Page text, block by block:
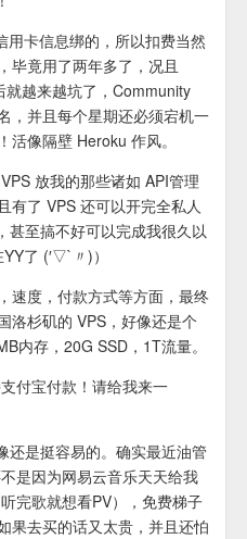
用卡信息绑的，所以扣费当然
毕竟用了两年多了，况且
越来越坑了，Community
，并且每个星期还必须宕机一
像隔壁 Heroku 作风。
放我的那些诸如 API管理
有了 VPS 还可以开完全私人
甚至搞不好可以完成我很久以
了 (′▽`〃)）
速度，付款方式等方面，最终
洛杉矶的 VPS，好像还是个
存，20G SSD，1T流量。
付宝付款！请给我来一
还是挺容易的。确实最近油管
是因为网易云音乐天天给我
完歌就想看PV），免费梯子
果去买的话又太贵，并且还怕